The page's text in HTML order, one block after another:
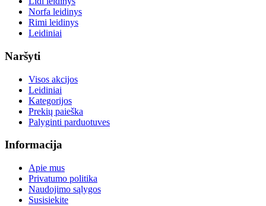
Norfa leidinys
Rimi leidinys
Leidiniai
Naršyti
Visos akcijos
Leidiniai
Kategorijos
Prekių paieška
Palyginti parduotuves
Informacija
Apie mus
Privatumo politika
Naudojimo sąlygos
Susisiekite